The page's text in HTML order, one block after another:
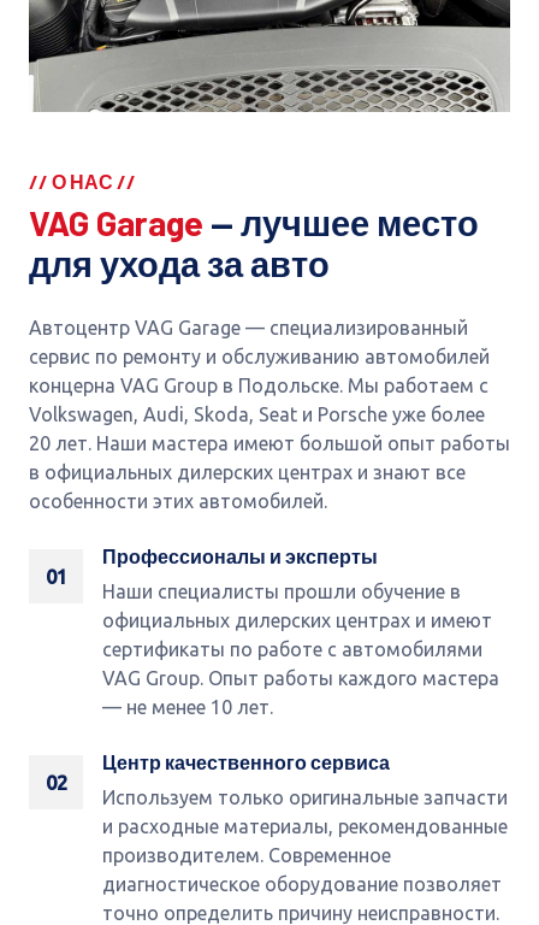
// О НАС //
VAG Garage — лучшее место
для ухода за авто
Автоцентр VAG Garage — специализированный
сервис по ремонту и обслуживанию автомобилей
концерна VAG Group в Подольске. Мы работаем с
Volkswagen, Audi, Skoda, Seat и Porsche уже более
20 лет. Наши мастера имеют большой опыт работы
в официальных дилерских центрах и знают все
особенности этих автомобилей.
01
Профессионалы и эксперты
Наши специалисты прошли обучение в
официальных дилерских центрах и имеют
сертификаты по работе с автомобилями
VAG Group. Опыт работы каждого мастера
— не менее 10 лет.
02
Центр качественного сервиса
Используем только оригинальные запчасти
и расходные материалы, рекомендованные
производителем. Современное
диагностическое оборудование позволяет
точно определить причину неисправности.